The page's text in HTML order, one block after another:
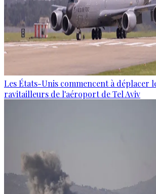
Les États-Unis commencent à déplacer
ravitailleurs de l'aéroport de Tel Aviv